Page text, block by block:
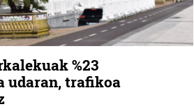
%23
udaran, trafikoa